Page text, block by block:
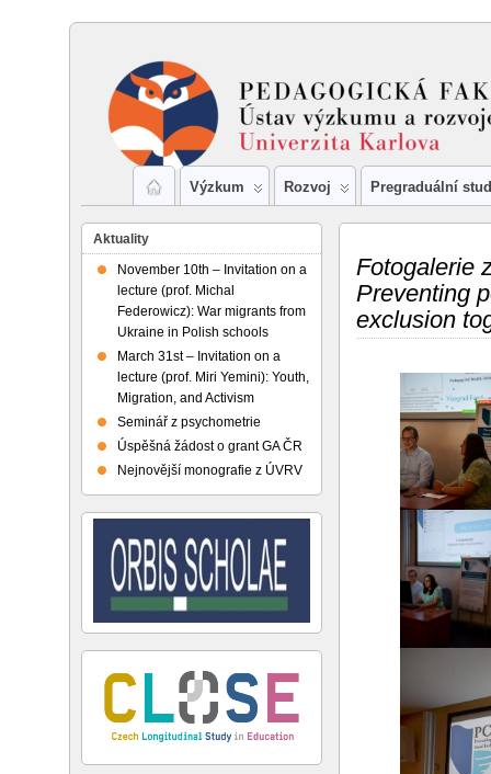
Výzkum Rozvoj Pregraduální
Fotogalerie
Preventing
exclusion
Aktuality
November 10th – Invitation on a
lecture (prof. Michal
Federowicz): War migrants from
Ukraine in Polish schools
March 31st – Invitation on a
lecture (prof. Miri Yemini): Youth,
Migration, and Activism
Seminář z psychometrie
Úspěšná žádost o grant GA ČR
Nejnovější monografie z ÚVRV